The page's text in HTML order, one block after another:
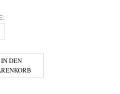
MENGE
IN DEN